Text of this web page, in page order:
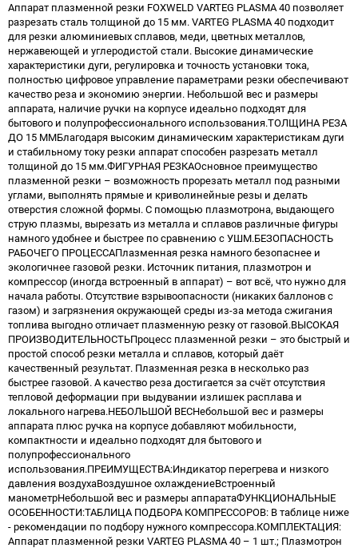
Аппарат плазменной резки FOXWELD VARTEG PLASMA 40 позволяет
разрезать сталь толщиной до 15 мм. VARTEG PLASMA 40 подходит
для резки алюминиевых сплавов, меди, цветных металлов,
нержавеющей и углеродистой стали. Высокие динамические
характеристики дуги, регулировка и точность установки тока,
полностью цифровое управление параметрами резки обеспечивают
качество реза и экономию энергии. Небольшой вес и размеры
аппарата, наличие ручки на корпусе идеально подходят для
бытового и полупрофессионального использования.ТОЛЩИНА РЕЗА
ДО 15 ММБлагодаря высоким динамическим характеристикам дуги
и стабильному току резки аппарат способен разрезать металл
толщиной до 15 мм.ФИГУРНАЯ РЕЗКАОсновное преимущество
плазменной резки – возможность прорезать металл под разными
углами, выполнять прямые и криволинейные резы и делать
отверстия сложной формы. С помощью плазмотрона, выдающего
струю плазмы, вырезать из металла и сплавов различные фигуры
намного удобнее и быстрее по сравнению с УШМ.БЕЗОПАСНОСТЬ
РАБОЧЕГО ПРОЦЕССАПлазменная резка намного безопаснее и
экологичнее газовой резки. Источник питания, плазмотрон и
компрессор (иногда встроенный в аппарат) – вот всё, что нужно для
начала работы. Отсутствие взрывоопасности (никаких баллонов с
газом) и загрязнения окружающей среды из-за метода сжигания
топлива выгодно отличает плазменную резку от газовой.ВЫСОКАЯ
ПРОИЗВОДИТЕЛЬНОСТЬПроцесс плазменной резки – это быстрый и
простой способ резки металла и сплавов, который даёт
качественный результат. Плазменная резка в несколько раз
быстрее газовой. А качество реза достигается за счёт отсутствия
тепловой деформации при выдувании излишек расплава и
локального нагрева.НЕБОЛЬШОЙ ВЕСНебольшой вес и размеры
аппарата плюс ручка на корпусе добавляют мобильности,
компактности и идеально подходят для бытового и
полупрофессионального
использования.ПРЕИМУЩЕСТВА:Индикатор перегрева и низкого
давления воздухаВоздушное охлаждениеВстроенный
манометрНебольшой вес и размеры аппаратаФУНКЦИОНАЛЬНЫЕ
ОСОБЕННОСТИ:ТАБЛИЦА ПОДБОРА КОМПРЕССОРОВ: В таблице ниже
- рекомендации по подбору нужного компрессора.КОМПЛЕКТАЦИЯ:
Аппарат плазменной резки VARTEG PLASMA 40 – 1 шт.; Плазмотрон